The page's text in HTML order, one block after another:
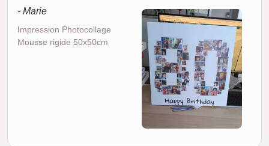
- Marie
Impression Photocollage
Mousse rigide 50x50cm